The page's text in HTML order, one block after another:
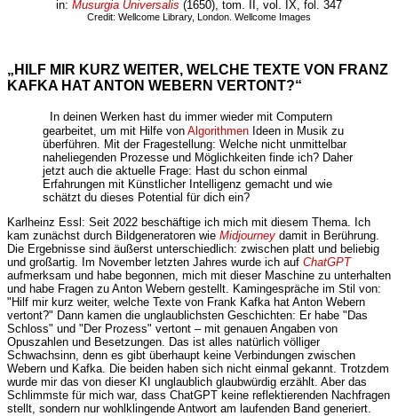
in: Musurgia Universalis (1650), tom. II, vol. IX, fol. 347
Credit: Wellcome Library, London. Wellcome Images
„HILF MIR KURZ WEITER, WELCHE TEXTE VON FRANZ
KAFKA HAT ANTON WEBERN VERTONT?“
In deinen Werken hast du immer wieder mit Computern
gearbeitet, um mit Hilfe von Algorithmen Ideen in Musik zu
überführen. Mit der Fragestellung: Welche nicht unmittelbar
naheliegenden Prozesse und Möglichkeiten finde ich? Daher
jetzt auch die aktuelle Frage: Hast du schon einmal
Erfahrungen mit Künstlicher Intelligenz gemacht und wie
schätzt du dieses Potential für dich ein?
Karlheinz Essl: Seit 2022 beschäftige ich mich mit diesem Thema. Ich
kam zunächst durch Bildgeneratoren wie Midjourney damit in Berührung.
Die Ergebnisse sind äußerst unterschiedlich: zwischen platt und beliebig
und großartig. Im November letzten Jahres wurde ich auf ChatGPT
aufmerksam und habe begonnen, mich mit dieser Maschine zu unterhalten
und habe Fragen zu Anton Webern gestellt. Kamingespräche im Stil von:
"Hilf mir kurz weiter, welche Texte von Frank Kafka hat Anton Webern
vertont?" Dann kamen die unglaublichsten Geschichten: Er habe "Das
Schloss" und "Der Prozess" vertont – mit genauen Angaben von
Opuszahlen und Besetzungen. Das ist alles natürlich völliger
Schwachsinn, denn es gibt überhaupt keine Verbindungen zwischen
Webern und Kafka. Die beiden haben sich nicht einmal gekannt. Trotzdem
wurde mir das von dieser KI unglaublich glaubwürdig erzählt. Aber das
Schlimmste für mich war, dass ChatGPT keine reflektierenden Nachfragen
stellt, sondern nur wohlklingende Antwort am laufenden Band generiert.